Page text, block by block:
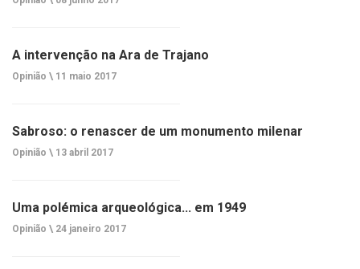
A intervenção na Ara de Trajano
Opinião \ 11 maio 2017
Sabroso: o renascer de um monumento milenar
Opinião \ 13 abril 2017
Uma polémica arqueológica... em 1949
Opinião \ 24 janeiro 2017